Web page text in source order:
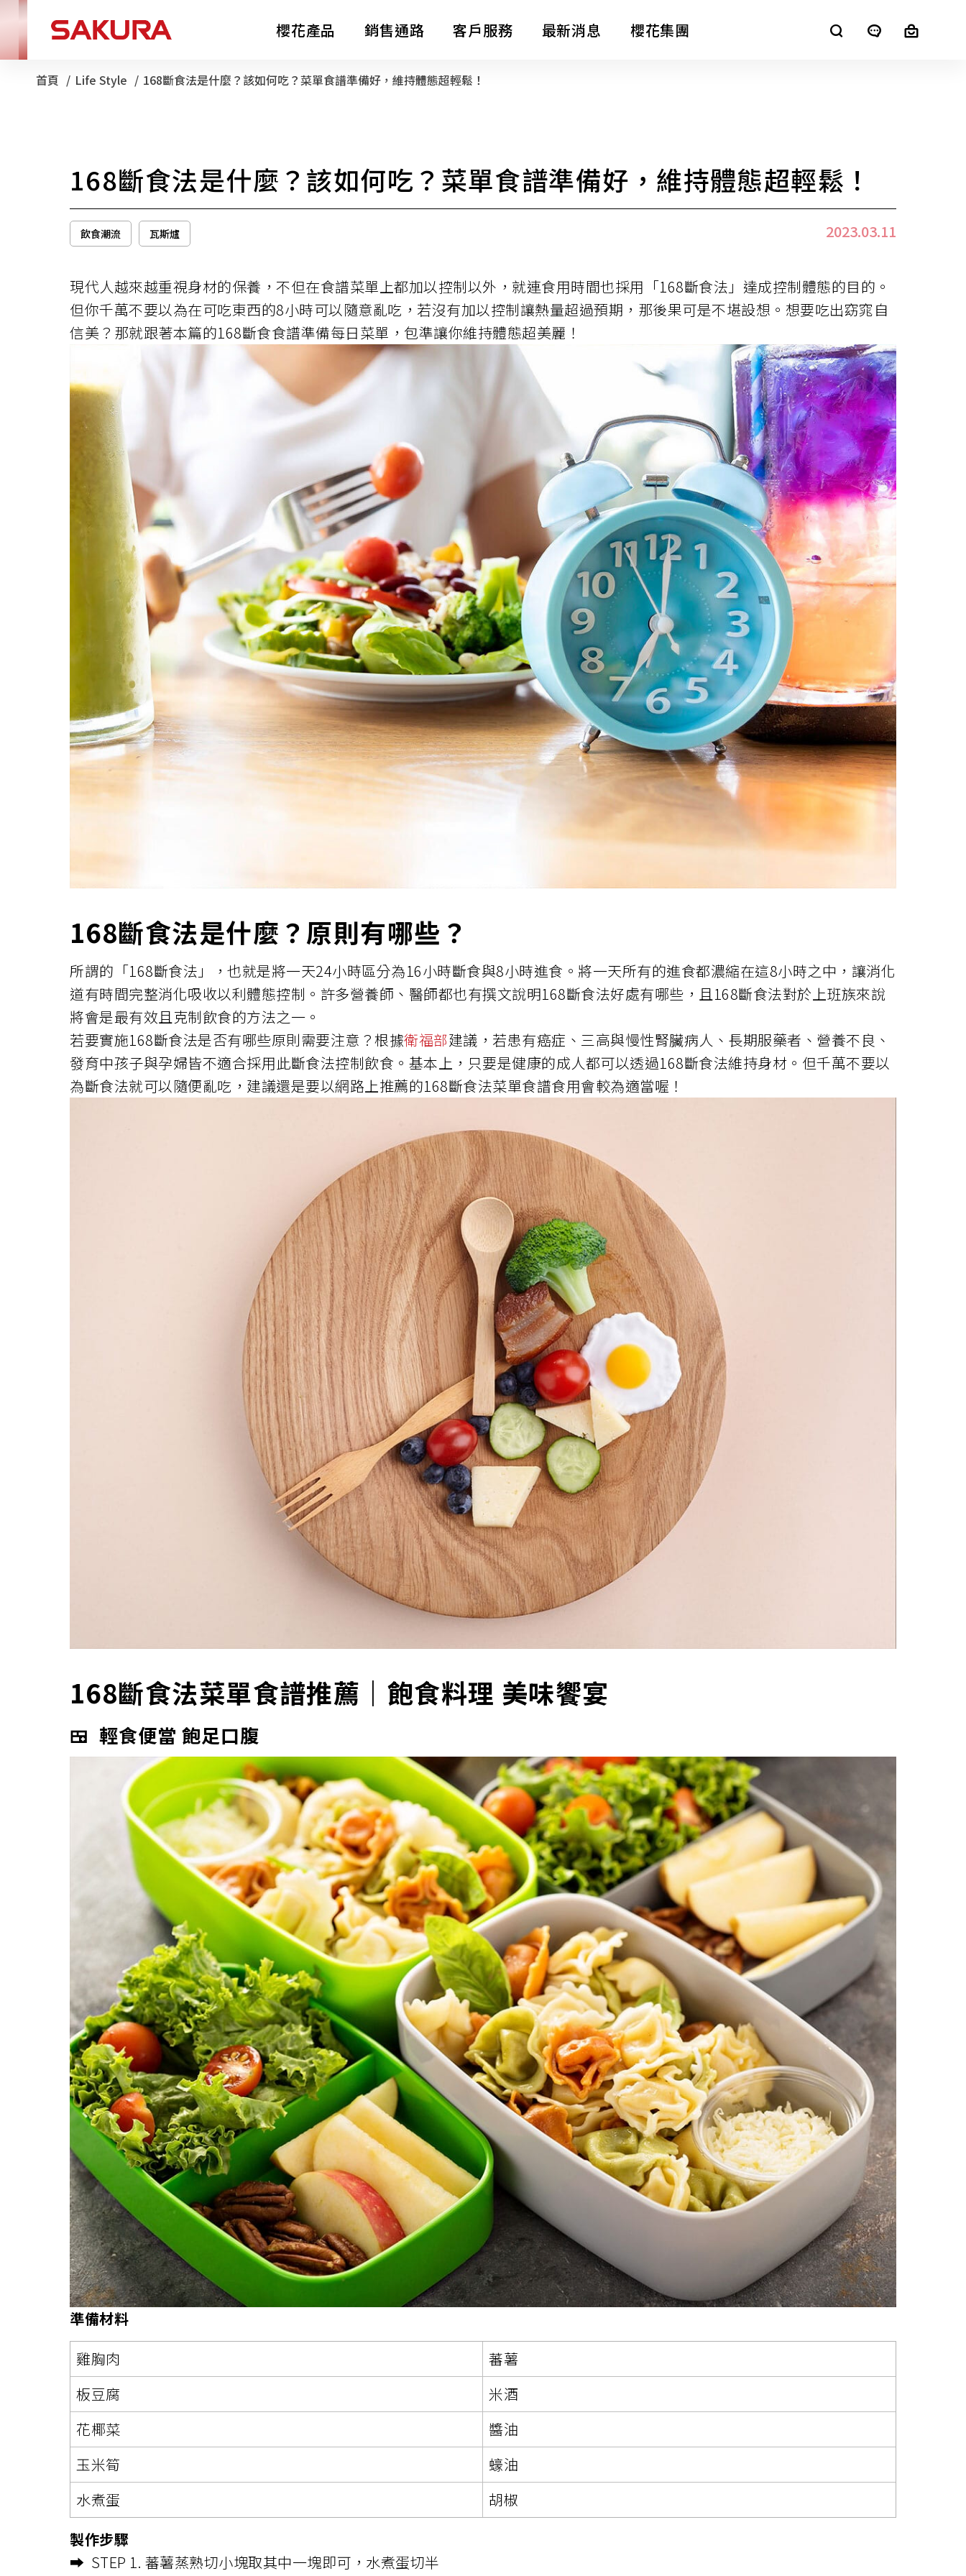
櫻花產品
淨水器 電子型錄 全屋裝修 進口廚電
銷售通路 客戶服務 最新消息
影音專區
主題企劃
櫻花集團
首頁 Life Style 目前頁面：
168斷食法是什麼？該如何吃？菜單食譜準備好，維持體態超輕鬆！
168斷食法是什麼？該如何吃？菜單食譜準備好，維持體態超輕鬆！
飲食潮流 瓦斯爐 2023.03.11
現代人越來越重視身材的保養，不但在食譜菜單上都加以控制以外，就連食用時間也採用「168斷食法」達成控制體態的目的。
但你千萬不要以為在可吃東西的8小時可以隨意亂吃，若沒有加以控制讓熱量超過預期，那後果可是不堪設想。想要吃出窈窕自
信美？那就跟著本篇的168斷食食譜準備每日菜單，包準讓你維持體態超美麗！
168斷食法是什麼？原則有哪些？
所謂的「168斷食法」，也就是將一天24小時區分為16小時斷食與8小時進食。將一天所有的進食都濃縮在這8小時之中，讓消化
道有時間完整消化吸收以利體態控制。許多營養師、醫師都也有撰文說明168斷食法好處有哪些，且168斷食法對於上班族來說
將會是最有效且克制飲食的方法之一。
若要實施168斷食法是否有哪些原則需要注意？根據衛福部建議，若患有癌症、三高與慢性腎臟病人、長期服藥者、營養不良、
發育中孩子與孕婦皆不適合採用此斷食法控制飲食。基本上，只要是健康的成人都可以透過168斷食法維持身材。但千萬不要以
為斷食法就可以隨便亂吃，建議還是要以網路上推薦的168斷食法菜單食譜食用會較為適當喔！
168斷食法菜單食譜推薦｜飽食料理 美味饗宴
🍱 輕食便當 飽足口腹
準備材料
雞胸肉
蕃薯
板豆腐
米酒
花椰菜
醬油
玉米筍
蠔油
水煮蛋
胡椒
製作步驟
➡️ STEP 1. 蕃薯蒸熟切小塊取其中一塊即可，水煮蛋切半